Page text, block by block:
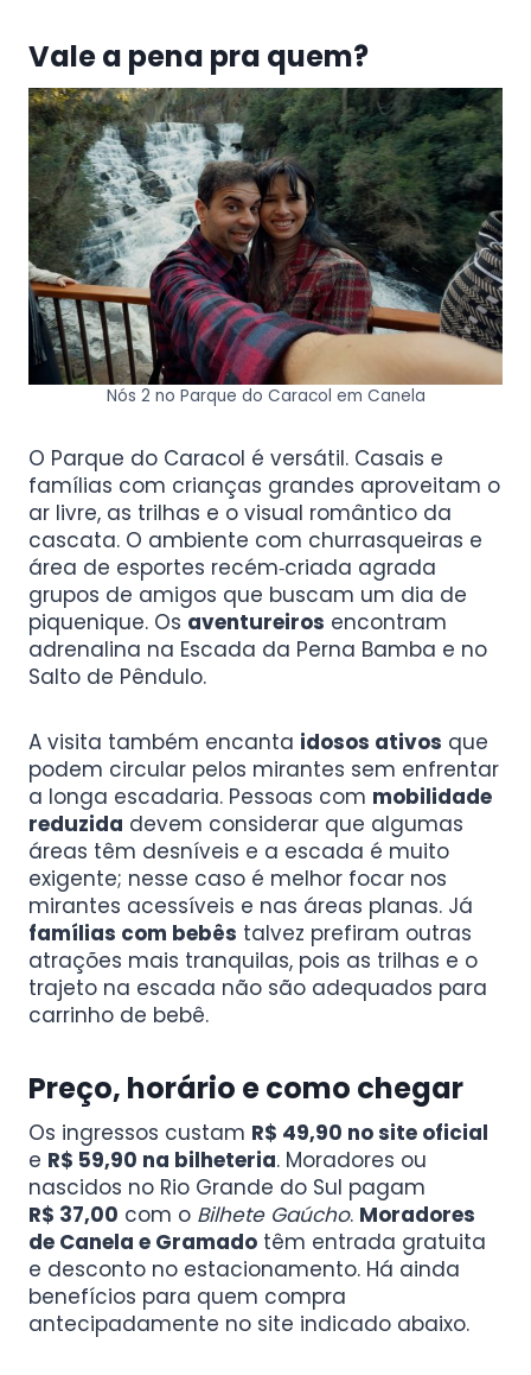
Vale a pena pra quem?
Nós 2 no Parque do Caracol em Canela
O Parque do Caracol é versátil. Casais e
famílias com crianças grandes aproveitam o
ar livre, as trilhas e o visual romântico da
cascata. O ambiente com churrasqueiras e
área de esportes recém‑criada agrada
grupos de amigos que buscam um dia de
piquenique. Os aventureiros encontram
adrenalina na Escada da Perna Bamba e no
Salto de Pêndulo.
A visita também encanta idosos ativos que
podem circular pelos mirantes sem enfrentar
a longa escadaria. Pessoas com mobilidade
reduzida devem considerar que algumas
áreas têm desníveis e a escada é muito
exigente; nesse caso é melhor focar nos
mirantes acessíveis e nas áreas planas. Já
famílias com bebês talvez prefiram outras
atrações mais tranquilas, pois as trilhas e o
trajeto na escada não são adequados para
carrinho de bebê.
Preço, horário e como chegar
Os ingressos custam R$ 49,90 no site oficial
e R$ 59,90 na bilheteria. Moradores ou
nascidos no Rio Grande do Sul pagam
R$ 37,00 com o Bilhete Gaúcho. Moradores
de Canela e Gramado têm entrada gratuita
e desconto no estacionamento. Há ainda
benefícios para quem compra
antecipadamente no site indicado abaixo.